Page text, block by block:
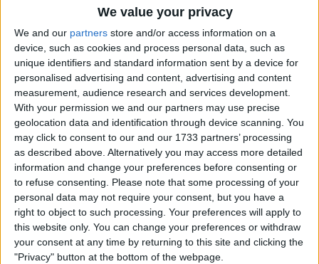
We value your privacy
We and our partners store and/or access information on a
device, such as cookies and process personal data, such as
unique identifiers and standard information sent by a device for
personalised advertising and content, advertising and content
measurement, audience research and services development.
With your permission we and our partners may use precise
geolocation data and identification through device scanning. You
may click to consent to our and our 1733 partners’ processing
as described above. Alternatively you may access more detailed
information and change your preferences before consenting or
to refuse consenting.
Please note that some processing of your
personal data may not require your consent, but you have a
right to object to such processing. Your preferences will apply to
this website only. You can change your preferences or withdraw
your consent at any time by returning to this site and clicking the
"Privacy" button at the bottom of the webpage.
Perfil da etapa: